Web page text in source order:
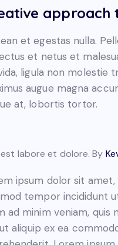
et egestas nulla.
et netus et
ligula non molestie
augue magna
at, lobortis tortor.
labore et dolore. By
ipsum dolor sit
tempor incididunt
ad minim veniam,
aliquip ex ea